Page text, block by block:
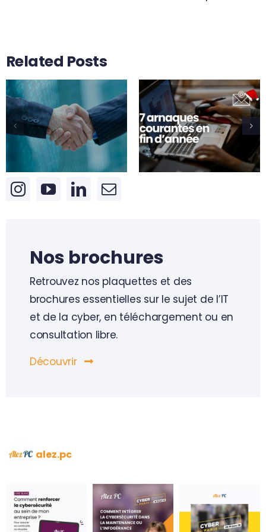
Related Posts
Sécurité
informatique :
Attention aux
arnaques de fin
d’année !
3 bonnes
raisons
d’externaliser
son service
informatique
quand on est
une PME
Nos brochures
Retrouvez nos plaquettes et des
brochures essentielles sur le sujet de l’IT
et de la cyber, en téléchargement ou en
consultation libre.
Découvrir
alez.pc